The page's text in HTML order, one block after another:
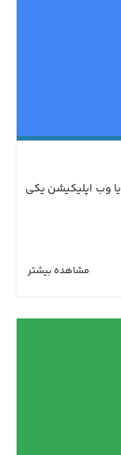
طراحی اپلیکیشن های موبایلی بصورت native یا وب اپلیکیشن یکی
مشاهده بیشتر